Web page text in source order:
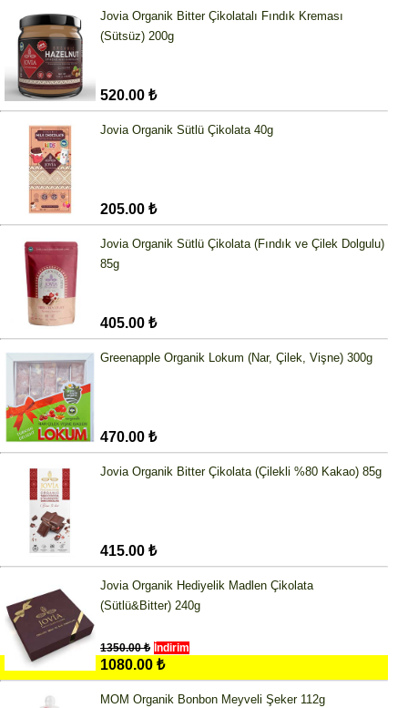
Jovia Organik Bitter Çikolatalı Fındık Kreması
(Sütsüz) 200g
520.00 ₺
Jovia Organik Sütlü Çikolata 40g
205.00 ₺
Jovia Organik Sütlü Çikolata (Fındık ve Çilek Dolgulu)
85g
405.00 ₺
Greenapple Organik Lokum (Nar, Çilek, Vişne) 300g
470.00 ₺
Jovia Organik Bitter Çikolata (Çilekli %80 Kakao) 85g
415.00 ₺
Jovia Organik Hediyelik Madlen Çikolata
(Sütlü&Bitter) 240g
1350.00 ₺ İndirim
1080.00 ₺
MOM Organik Bonbon Meyveli Şeker 112g